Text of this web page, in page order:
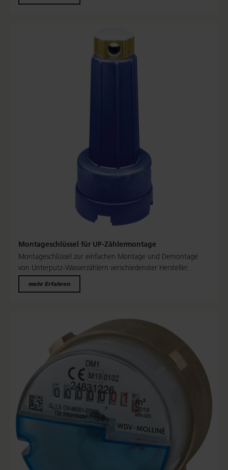
Montageschlüssel für UP-Zählermontage
Montageschlüssel zur einfachen Montage und Demontage
von Unterputz-Wasserzählern verschiedenster Hersteller.
mehr Erfahren